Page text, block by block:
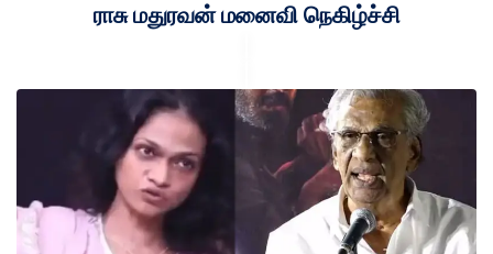
ராசு மதுரவன் மனைவி நெகிழ்ச்சி